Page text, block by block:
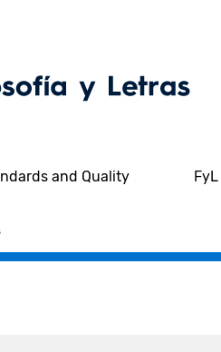
and Quality